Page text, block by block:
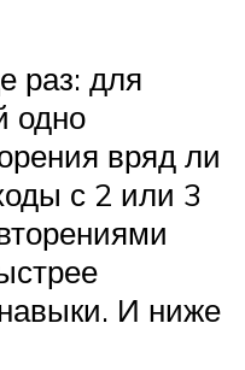
раз: для
одно
вряд ли
с 2 или 3
И ниже